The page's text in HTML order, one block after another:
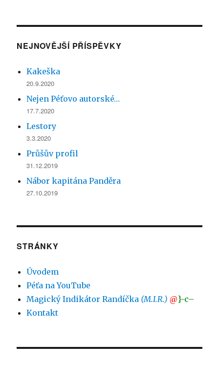
NEJNOVĚJŠÍ PŘÍSPĚVKY
Kakeška
20.9.2020
Nejen Péťovo autorské…
17.7.2020
Lestory
3.3.2020
Průšův profil
31.12.2019
Nábor kapitána Panděra
27.10.2019
STRÁNKY
Úvodem
Péťa na YouTube
Magický Indikátor Randíčka (M.I.R.) @}-c–
Kontakt